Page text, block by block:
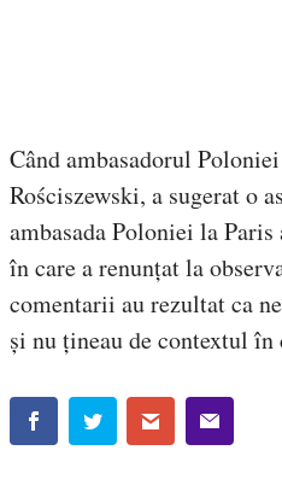
Când ambasadorul
Rościszewski, a sugerat o
ambasada Poloniei la
în care a renunțat la
comentarii au rezultat ca
și nu țineau de contextul în